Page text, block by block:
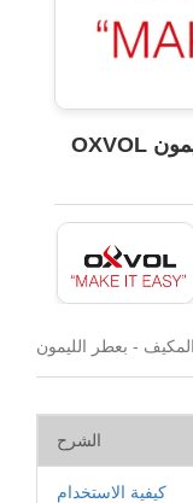
OXVOL منظف المكيف - بعطر الليمون - Art
الشرح
كيفية الاستخدام